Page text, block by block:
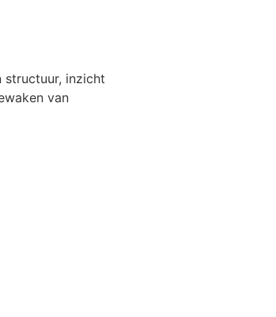
structuur, inzicht
van